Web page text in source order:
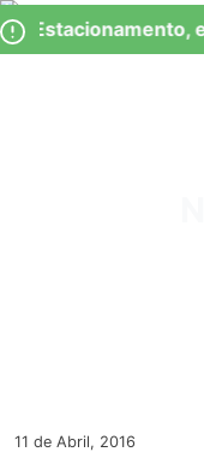
Observação:
este
Skip
to
Estacionamento,
11 de Abril, 2016